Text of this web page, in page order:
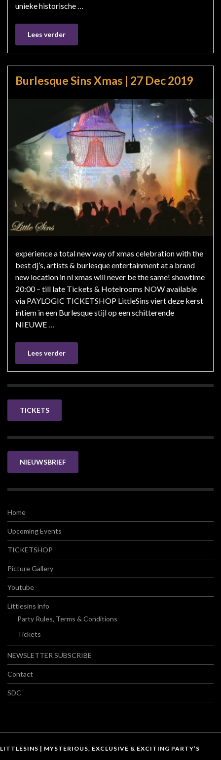
unieke historische …
Lees verder
Burlesque Sins Xmas | 27 Dec 2019
experience a total new way of xmas celebration with the
best dj’s, artists & burlesque entertainment at a brand
new location in nl xmas will never be the same! showtime
20:00 – till late Tickets & Hotelrooms NOW available
via PAYLOGIC TICKETSHOP LittleSins viert deze kerst
intiem in een Burlesque stijl op een schitterende
NIEUWE …
Lees verder
TICKETS
NIEUWSBRIEF
Home
Upcoming Events
TICKETSHOP
Picture Gallery
Youtube
Littlesins info
Party Rules, Terms & Conditions
Tickets
NEWSLETTER SUBSCRIBE
Contact
SDC
LITTLESINS | MYSTERIOUS, EXCLUSIVE & EXCITING PARTY’S